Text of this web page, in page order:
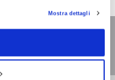
RevocaMostra dettagli